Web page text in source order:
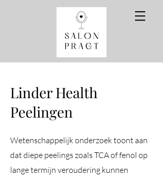
Linder Health
Peelingen
Wetenschappelijk onderzoek toont aan
dat diepe peelings zoals TCA of fenol op
lange termijn veroudering kunnen